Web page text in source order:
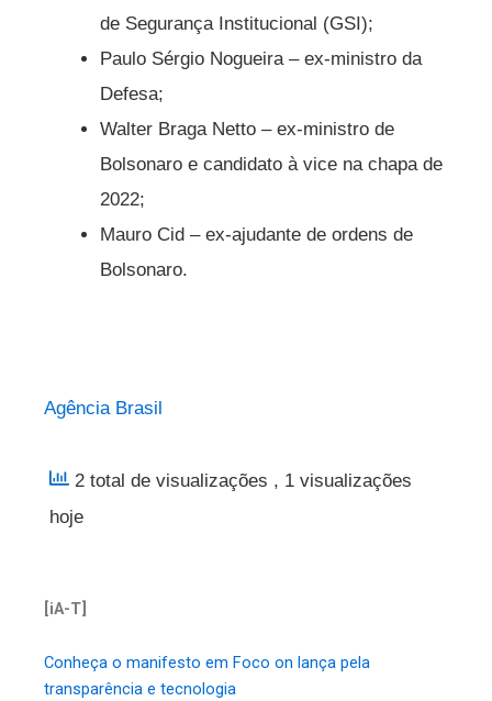
de Segurança Institucional (GSI);
Paulo Sérgio Nogueira – ex-ministro da
Defesa;
Walter Braga Netto – ex-ministro de
Bolsonaro e candidato à vice na chapa de
2022;
Mauro Cid – ex-ajudante de ordens de
Bolsonaro.
Agência Brasil
2 total de visualizações , 1 visualizações
hoje
[iA-T]
Conheça o manifesto em Foco on lança pela
transparência e tecnologia